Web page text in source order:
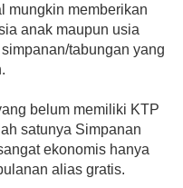
mungkin memberikan
anak maupun usia
tabungan yang
belum memiliki KTP
satunya Simpanan
ekonomis hanya
alias gratis.